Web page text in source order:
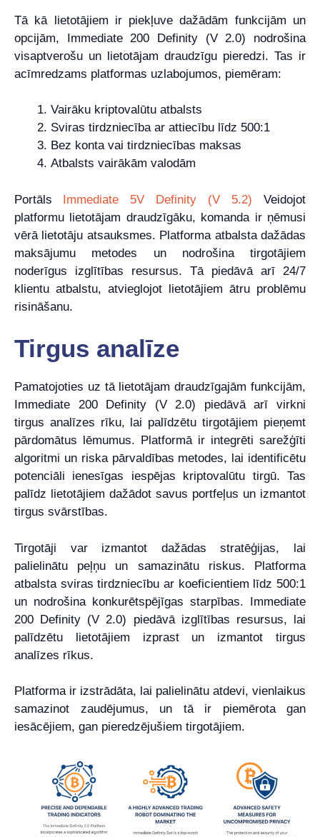
Tā kā lietotājiem ir piekļuve dažādām funkcijām un
opcijām, Immediate 200 Definity (V 2.0) nodrošina
visaptverošu un lietotājam draudzīgu pieredzi. Tas ir
acīmredzams platformas uzlabojumos, piemēram:
Vairāku kriptovalūtu atbalsts
Sviras tirdzniecība ar attiecību līdz 500:1
Bez konta vai tirdzniecības maksas
Atbalsts vairākām valodām
Portāls Immediate 5V Definity (V 5.2) Veidojot
platformu lietotājam draudzīgāku, komanda ir ņēmusi
vērā lietotāju atsauksmes. Platforma atbalsta dažādas
maksājumu metodes un nodrošina tirgotājiem
noderīgus izglītības resursus. Tā piedāvā arī 24/7
klientu atbalstu, atvieglojot lietotājiem ātru problēmu
risināšanu.
Tirgus analīze
Pamatojoties uz tā lietotājam draudzīgajām funkcijām,
Immediate 200 Definity (V 2.0) piedāvā arī virkni
tirgus analīzes rīku, lai palīdzētu tirgotājiem pieņemt
pārdomātus lēmumus. Platformā ir integrēti sarežģīti
algoritmi un riska pārvaldības metodes, lai identificētu
potenciāli ienesīgas iespējas kriptovalūtu tirgū. Tas
palīdz lietotājiem dažādot savus portfeļus un izmantot
tirgus svārstības.
Tirgotāji var izmantot dažādas stratēģijas, lai
palielinātu peļņu un samazinātu riskus. Platforma
atbalsta sviras tirdzniecību ar koeficientiem līdz 500:1
un nodrošina konkurētspējīgas starpības. Immediate
200 Definity (V 2.0) piedāvā izglītības resursus, lai
palīdzētu lietotājiem izprast un izmantot tirgus
analīzes rīkus.
Platforma ir izstrādāta, lai palielinātu atdevi, vienlaikus
samazinot zaudējumus, un tā ir piemērota gan
iesācējiem, gan pieredzējušiem tirgotājiem.